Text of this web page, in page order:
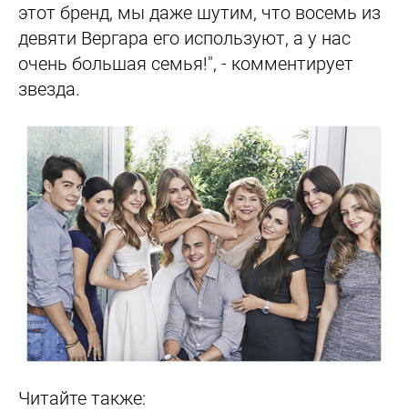
этот бренд, мы даже шутим, что восемь из
девяти Вергара его используют, а у нас
очень большая семья!", - комментирует
звезда.
Читайте также: